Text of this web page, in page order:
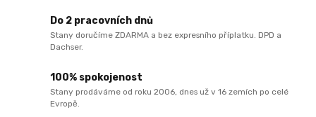
Do 2 pracovních dnů
Stany doručíme ZDARMA a bez expresního příplatku. DPD a
Dachser.
100% spokojenost
Stany prodáváme od roku 2006, dnes už v 16 zemích po celé
Evropě.